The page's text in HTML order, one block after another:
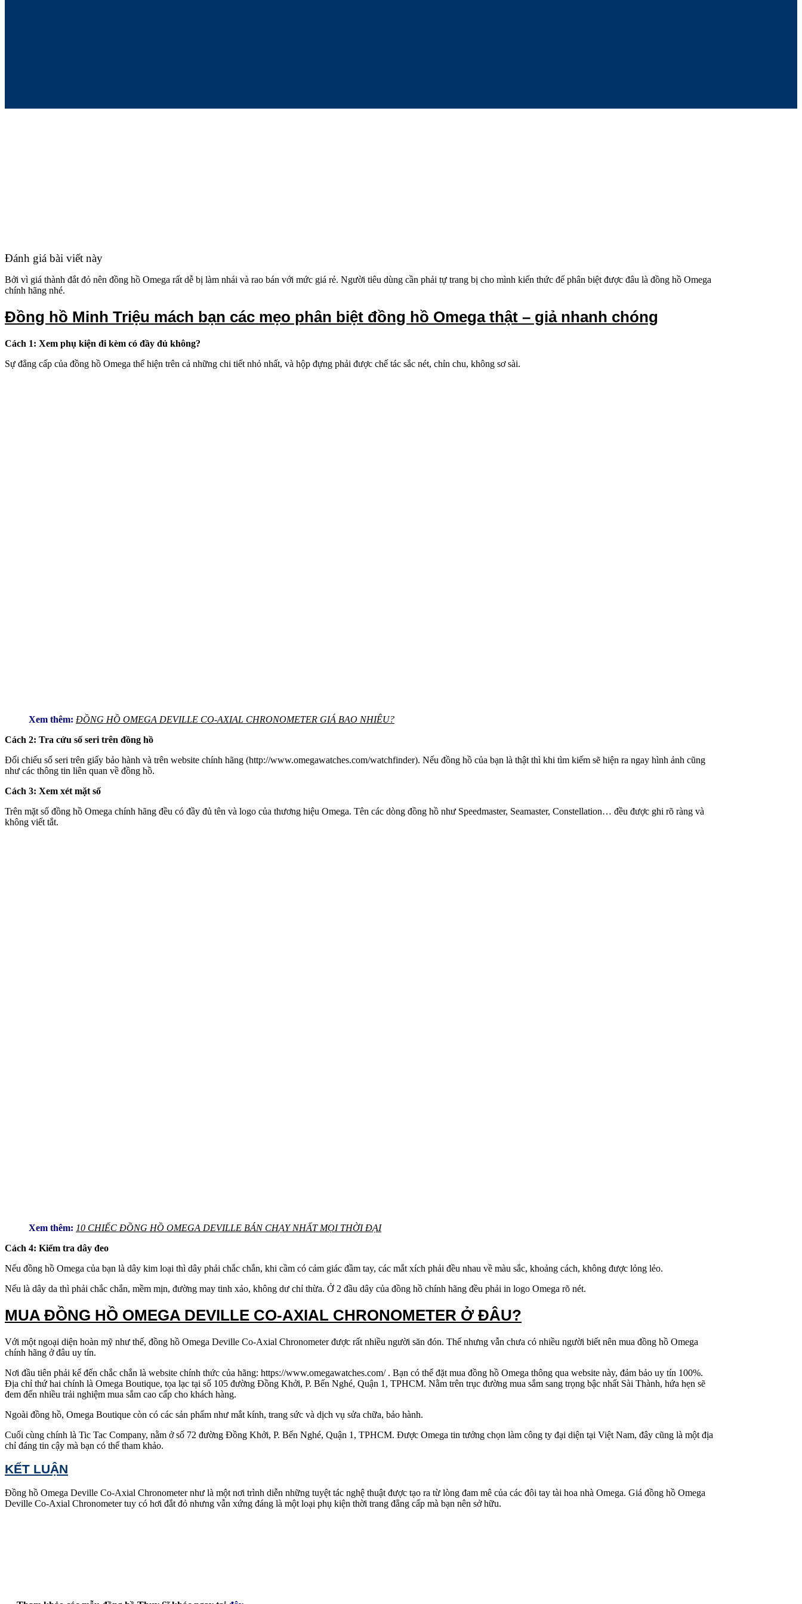
Đánh giá bài viết này
Bởi vì giá thành đắt đỏ nên đồng hồ Omega rất dễ bị làm nhái và rao bán với mức giá rẻ. Người tiêu dùng cần phải tự trang bị cho mình kiến thức để phân biệt được đâu là đồng hồ Omega
chính hãng nhé.
Đồng hồ Minh Triệu mách bạn các mẹo phân biệt đồng hồ Omega thật – giả nhanh chóng
Cách 1: Xem phụ kiện đi kèm có đầy đủ không?
Sự đẳng cấp của đồng hồ Omega thể hiện trên cả những chi tiết nhỏ nhất, và hộp đựng phải được chế tác sắc nét, chỉn chu, không sơ sài.
Xem thêm: ĐỒNG HỒ OMEGA DEVILLE CO-AXIAL CHRONOMETER GIÁ BAO NHIÊU?
Cách 2: Tra cứu số seri trên đồng hồ
Đối chiếu số seri trên giấy bảo hành và trên website chính hãng (http://www.omegawatches.com/watchfinder). Nếu đồng hồ của bạn là thật thì khi tìm kiếm sẽ hiện ra ngay hình ảnh cũng
như các thông tin liên quan về đồng hồ.
Cách 3: Xem xét mặt số
Trên mặt số đồng hồ Omega chính hãng đều có đầy đủ tên và logo của thương hiệu Omega. Tên các dòng đồng hồ như Speedmaster, Seamaster, Constellation… đều được ghi rõ ràng và
không viết tắt.
Xem thêm: 10 CHIẾC ĐỒNG HỒ OMEGA DEVILLE BÁN CHẠY NHẤT MỌI THỜI ĐẠI
Cách 4: Kiểm tra dây đeo
Nếu đồng hồ Omega của bạn là dây kim loại thì dây phải chắc chắn, khi cầm có cảm giác đầm tay, các mắt xích phải đều nhau về màu sắc, khoảng cách, không được lỏng lẻo.
Nếu là dây da thì phải chắc chắn, mềm mịn, đường may tinh xảo, không dư chỉ thừa. Ở 2 đầu dây của đồng hồ chính hãng đều phải in logo Omega rõ nét.
MUA ĐỒNG HỒ OMEGA DEVILLE CO-AXIAL CHRONOMETER Ở ĐÂU?
Với một ngoại diện hoàn mỹ như thế, đồng hồ Omega Deville Co-Axial Chronometer được rất nhiều người săn đón. Thế nhưng vẫn chưa có nhiều người biết nên mua đồng hồ Omega
chính hãng ở đâu uy tín.
Nơi đầu tiên phải kể đến chắc chắn là website chính thức của hãng: https://www.omegawatches.com/ . Bạn có thể đặt mua đồng hồ Omega thông qua website này, đảm bảo uy tín 100%.
Địa chỉ thứ hai chính là Omega Boutique, tọa lạc tại số 105 đường Đồng Khởi, P. Bến Nghé, Quận 1, TPHCM. Nằm trên trục đường mua sắm sang trọng bậc nhất Sài Thành, hứa hẹn sẽ
đem đến nhiều trải nghiệm mua sắm cao cấp cho khách hàng.
Ngoài đồng hồ, Omega Boutique còn có các sản phẩm như mắt kính, trang sức và dịch vụ sửa chữa, bảo hành.
Cuối cùng chính là Tic Tac Company, nằm ở số 72 đường Đồng Khởi, P. Bến Nghé, Quận 1, TPHCM. Được Omega tin tưởng chọn làm công ty đại diện tại Việt Nam, đây cũng là một địa
chỉ đáng tin cậy mà bạn có thể tham khảo.
KẾT LUẬN
Đồng hồ Omega Deville Co-Axial Chronometer như là một nơi trình diễn những tuyệt tác nghệ thuật được tạo ra từ lòng đam mê của các đôi tay tài hoa nhà Omega. Giá đồng hồ Omega
Deville Co-Axial Chronometer tuy có hơi đắt đỏ nhưng vẫn xứng đáng là một loại phụ kiện thời trang đẳng cấp mà bạn nên sở hữu.